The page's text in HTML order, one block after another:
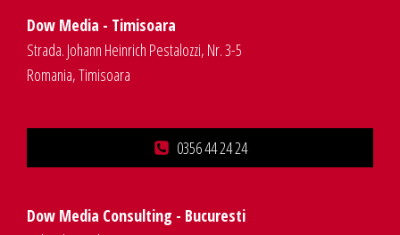
Dow Media - Timisoara
Strada. Johann Heinrich Pestalozzi, Nr. 3-5
Romania, Timisoara
0356 44 24 24
Dow Media Consulting - Bucuresti